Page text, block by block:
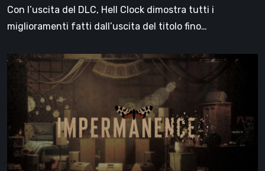
Con l’uscita del DLC, Hell Clock dimostra tutti i
miglioramenti fatti dall’uscita del titolo fino…
Impermanence:
costruire
santuario
nel
teatro
dei